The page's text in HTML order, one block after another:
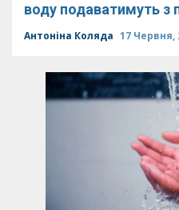
воду подаватимуть
Антоніна Коляда 17 Червня,